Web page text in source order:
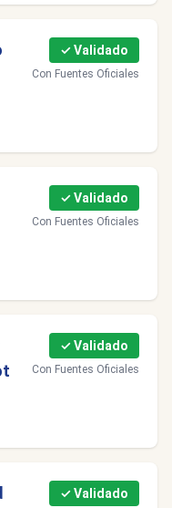
✓ Validado
Con Fuentes Oficiales
✓ Validado
Con Fuentes Oficiales
✓ Validado
Con Fuentes Oficiales
✓ Validado